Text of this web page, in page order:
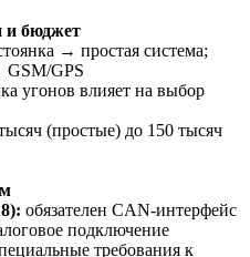
и бюджет
→ простая система;
GSM/GPS
угонов влияет на выбор
(простые) до 150 тысяч
обязателен CAN-интерфейс
подключение
требования к